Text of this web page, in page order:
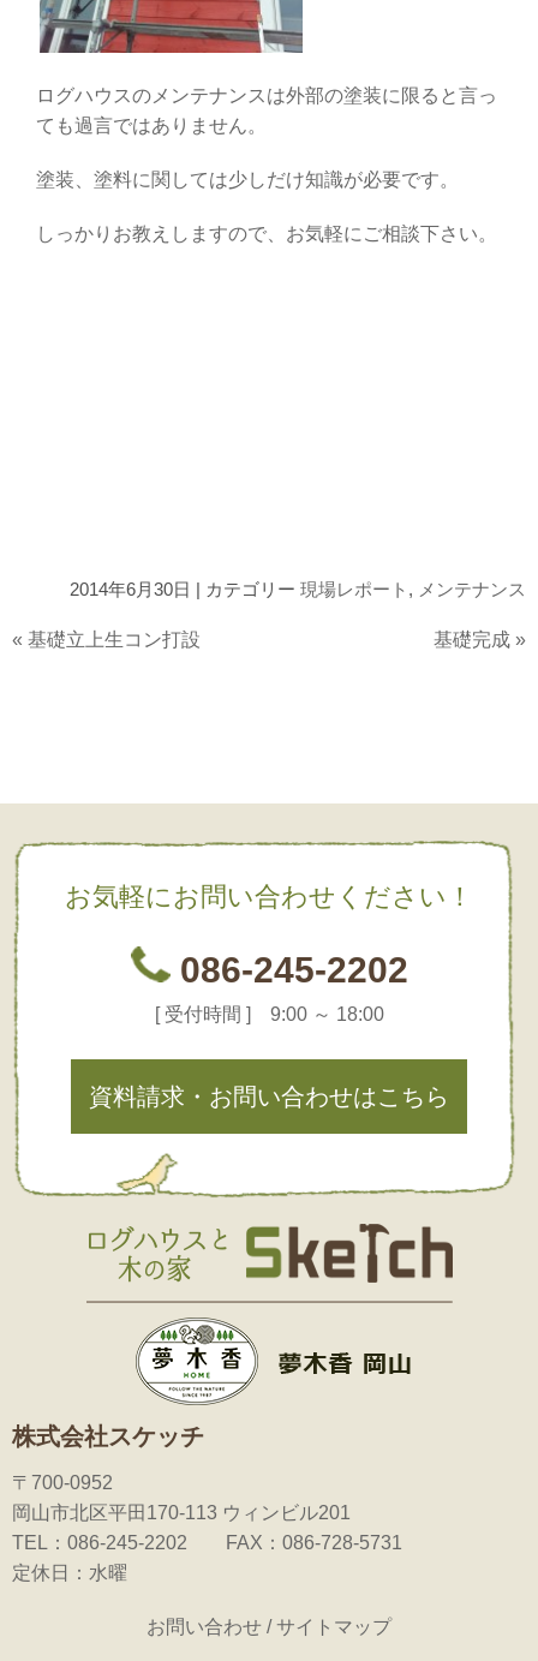
ログハウスのメンテナンスは外部の塗装に限ると言っ
ても過言ではありません。
塗装、塗料に関しては少しだけ知識が必要です。
しっかりお教えしますので、お気軽にご相談下さい。
2014年6月30日 | カテゴリー 現場レポート , メンテナンス
« 基礎立上生コン打設 基礎完成 »
お気軽にお問い合わせください！
086-245-2202
[ 受付時間 ] 9:00 ～ 18:00
資料請求・お問い合わせはこちら
株式会社スケッチ
〒700-0952
岡山市北区平田170-113 ウィンビル201
TEL：086-245-2202 FAX：086-728-5731
定休日：水曜
お問い合わせ /サイトマップ